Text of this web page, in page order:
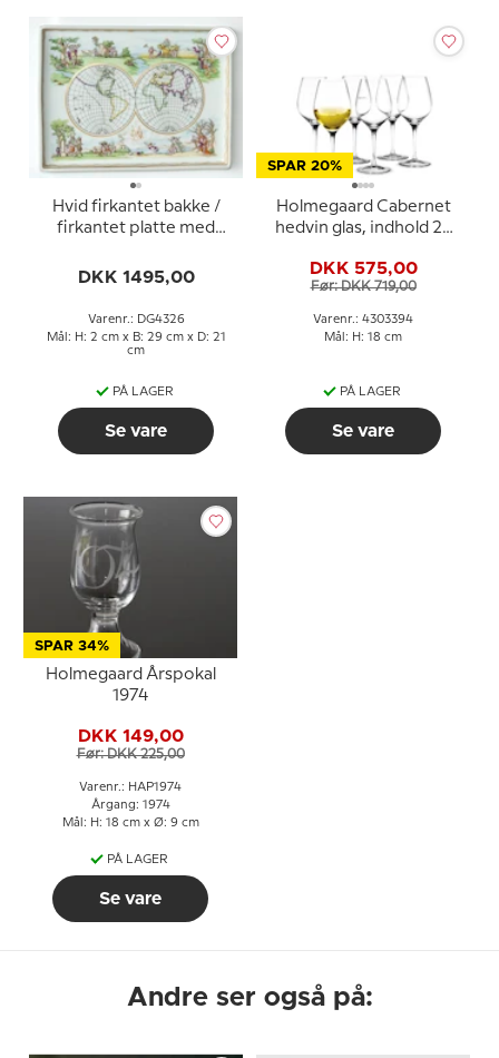
Hvid firkantet bakke /
firkantet platte med
Royal Copenhagen,
(1980-1984)
DKK 1495,00
Varenr.: DG4326
Mål: H: 2 cm x B: 29 cm x D: 21
cm
PÅ LAGER
Se vare
SPAR 20%
Holmegaard Cabernet
hedvin glas, indhold 28
DKK 575,00
Før: DKK 719,00
Varenr.: 4303394
Mål: H: 18 cm
PÅ LAGER
Se vare
SPAR 34%
Holmegaard Årspokal
1974
DKK 149,00
Før: DKK 225,00
Varenr.: HAP1974
Årgang: 1974
Mål: H: 18 cm x Ø: 9 cm
PÅ LAGER
Se vare
Andre ser også på: